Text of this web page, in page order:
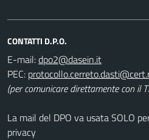
CONTATTI D.P.O.
E-mail:
PEC:
(per comunicare direttamente con il
La mail del DPO va usata SOLO
privacy